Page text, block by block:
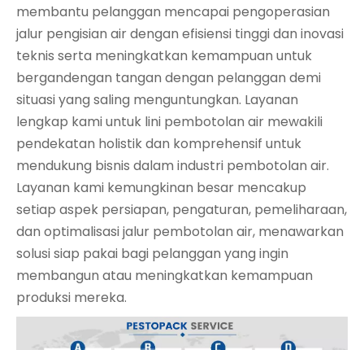
membantu pelanggan mencapai pengoperasian
jalur pengisian air dengan efisiensi tinggi dan inovasi
teknis serta meningkatkan kemampuan untuk
bergandengan tangan dengan pelanggan demi
situasi yang saling menguntungkan. Layanan
lengkap kami untuk lini pembotolan air mewakili
pendekatan holistik dan komprehensif untuk
mendukung bisnis dalam industri pembotolan air.
Layanan kami kemungkinan besar mencakup
setiap aspek persiapan, pengaturan, pemeliharaan,
dan optimalisasi jalur pembotolan air, menawarkan
solusi siap pakai bagi pelanggan yang ingin
membangun atau meningkatkan kemampuan
produksi mereka.